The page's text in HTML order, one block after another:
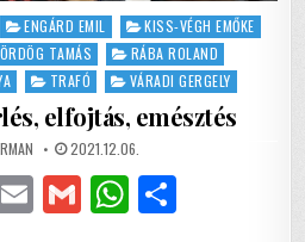
ENGÁRD EMIL
KISS-VÉGH EMŐKE
ÖRDÖG TAMÁS
RÁBA ROLAND
TRAFÓ VÁRADI GERGELY
elfojtás, emésztés
PUBLISHED
DATE:
2021.12.06.
E G W